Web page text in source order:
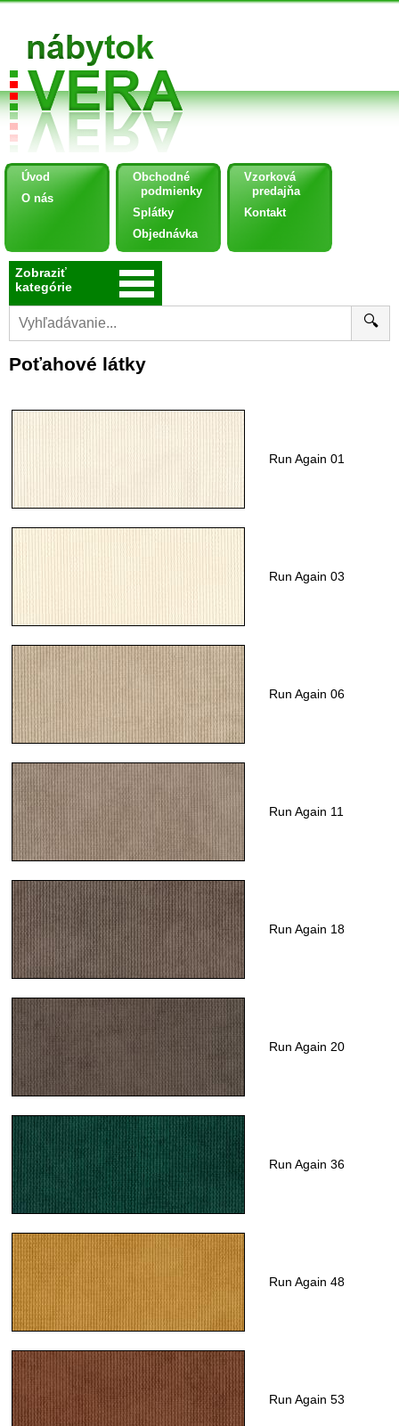
Úvod
O nás
Obchodné
podmienky
Splátky
Objednávka
Vzorková
predajňa
Kontakt
Zobraziť
kategórie
🔍
Poťahové látky
Run Again 01
Run Again 03
Run Again 06
Run Again 11
Run Again 18
Run Again 20
Run Again 36
Run Again 48
Run Again 53